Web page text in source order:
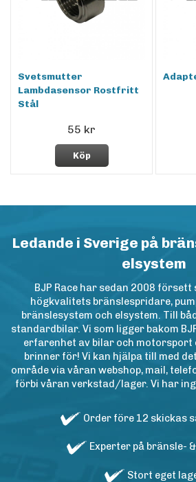
Svetsmutter
Lambdasensor Rostfritt
Stål
55 kr
Köp
Ledande i Sverige på
elsystem
BJP Race har sedan 2008 försett
högkvalitets bränslespridare,
bränslesystem och elsystem. Till
standardbilar. Vi som ligger bakom
erfarenhet av bilar och motorsport
brinner för! Vi kan hjälpa till med
område via våran webshop, mail,
förbi våran verkstad/lager. Vi har
Order före 12 skickas
Experter på bränsle-
Stort eget